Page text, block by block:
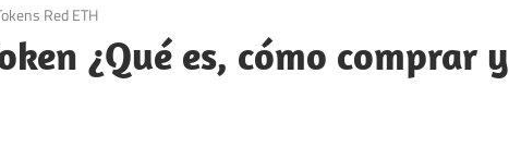
Red ETH
¿Qué es, cómo comprar y